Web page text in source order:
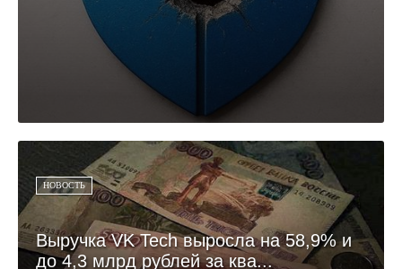
НОВОСТЬ
Выручка VK Tech выросла на 58,9% и
до 4,3 млрд рублей за ква...